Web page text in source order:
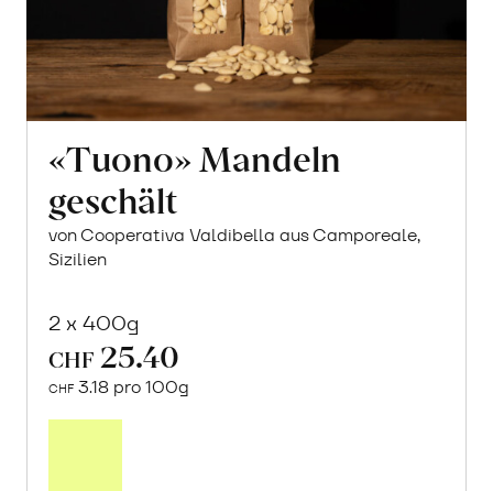
«Tuono» Mandeln
geschält
von Cooperativa Valdibella aus Camporeale,
Sizilien
2 x 400g
CHF 25.40
CHF 3.18 pro 100g